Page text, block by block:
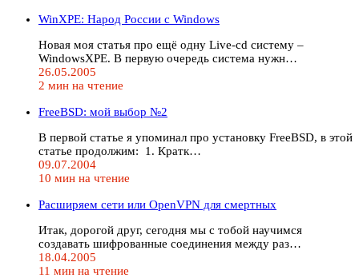
WinXPE: Народ России с Windows
Новая моя статья про ещё одну Live-cd систему –
WindowsXPE. В первую очередь система нужн…
26.05.2005
2 мин на чтение
FreeBSD: мой выбор №2
В первой статье я упоминал про установку FreeBSD, в этой
статье продолжим: 1. Кратк…
09.07.2004
10 мин на чтение
Расширяем сети или OpenVPN для смертных
Итак, дорогой друг, сегодня мы с тобой научимся
создавать шифрованные соединения между раз…
18.04.2005
11 мин на чтение